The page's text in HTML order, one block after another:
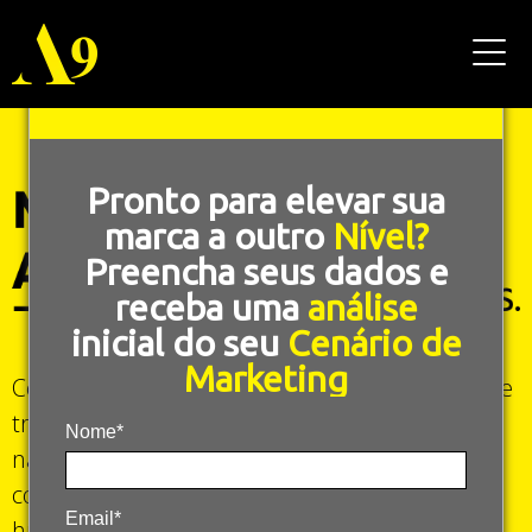
Pronto para elevar sua
marca a outro Nível?
Preencha seus dados e
receba uma análise
inicial do seu Cenário de
Marketing
Nome*
Email*
Com mais de uma década moldando marcas e
transformando negócios, a A9 Comunicação
nasceu de uma convicção: o futuro da
comunicação não está em escolher entre